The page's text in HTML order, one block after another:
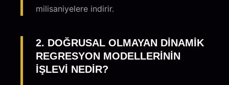
milisaniyelere indirir.
2. DOĞRUSAL OLMAYAN DINAMIK
REGRESYON MODELLERININ
IŞLEVI NEDIR?